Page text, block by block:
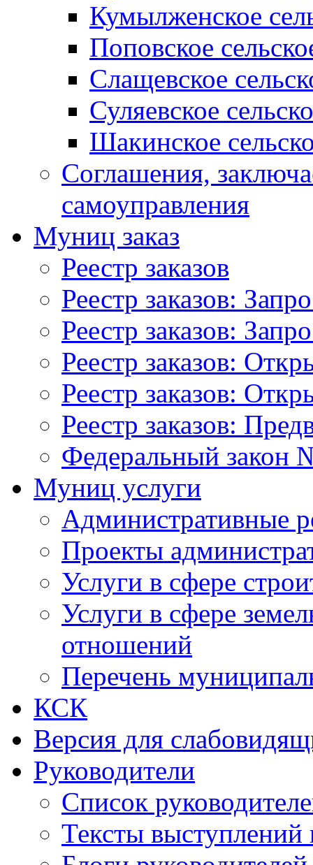
Кумылженское
Поповское
Слащевское
Суляевское
Шакинское
Соглашения,
самоуправления
Муниц заказ
Реестр заказов
Реестр заказов:
Реестр заказов:
Реестр заказов:
Реестр заказов:
Реестр заказов:
Федеральный закон
Муниц услуги
Административные
Проекты
Услуги в сфере
Услуги в сфере
отношений
Перечень
КСК
Версия для
Руководители
Список
Тексты выступлений